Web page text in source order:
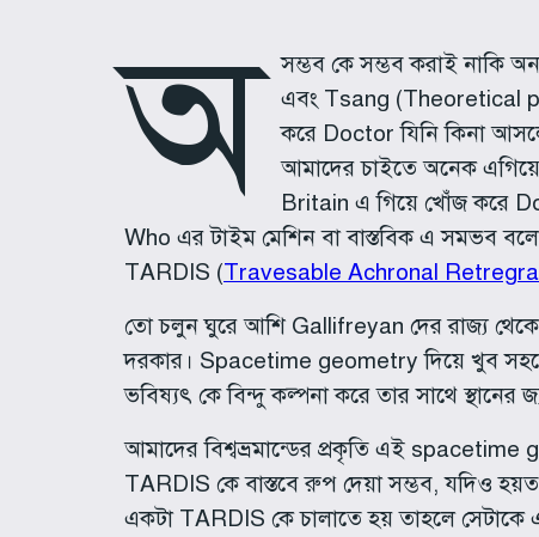
অ
সম্ভব কে সম্ভব করাই নাকি
এবং Tsang (Theoretical
করে Doctor যিনি কিনা
আমাদের চাইতে অনেক
Britain এ গিয়ে খোঁজ করে
Who এর টাইম মেশিন বা বাস্তবিক এ সমভব বলে
TARDIS (Travesable Achronal
তো চলুন ঘুরে আশি Gallifreyan দের রাজ্য
দরকার। Spacetime geometry দিয়ে খুব
ভবিষ্যৎ কে বিন্দু কল্পনা করে তার সাথে
আমাদের বিশ্বভ্রমান্ডের প্রকৃতি এই
TARDIS কে বাস্তবে রুপ দেয়া সম্ভব, যদিও
একটা TARDIS কে চালাতে হয় তাহলে